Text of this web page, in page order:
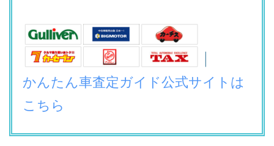
かんたん車査定ガイド公式サイトは
こちら